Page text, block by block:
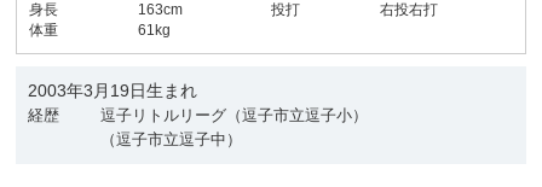
身長
163cm 投打
右投右打
体重
61kg
2003年3月19日生まれ
経歴
逗子リトルリーグ（逗子市立逗子小）
（逗子市立逗子中）